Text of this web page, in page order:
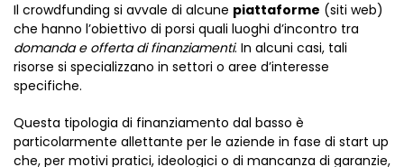
Il crowdfunding si avvale di alcune piattaforme (siti web)
che hanno l’obiettivo di porsi quali luoghi d’incontro tra
domanda e offerta di finanziamenti. In alcuni casi, tali
risorse si specializzano in settori o aree d’interesse
specifiche.
Questa tipologia di finanziamento dal basso è
particolarmente allettante per le aziende in fase di start up
che, per motivi pratici, ideologici o di mancanza di garanzie,